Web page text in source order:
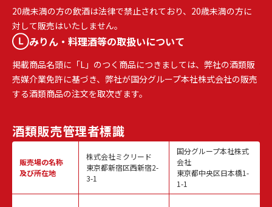
20歳未満の方の飲酒は法律で禁止されており、20歳未満の方に
対して販売はいたしません。
みりん・料理酒等の取扱いについて
掲載商品名頭に「L」のつく商品につきましては、弊社の酒類販
売媒介業免許に基づき、弊社が国分グループ本社株式会社の販売
する酒類商品の注文を取次ぎます。
酒類販売管理者標識
販売場の名称
及び所在地
株式会社ミクリード
東京都新宿区西新宿2-
3-1
国分グループ本社株式
会社
東京都中央区日本橋1-
1-1